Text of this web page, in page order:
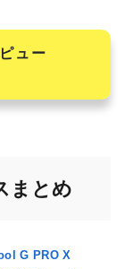
ュー
まとめ
G PRO X